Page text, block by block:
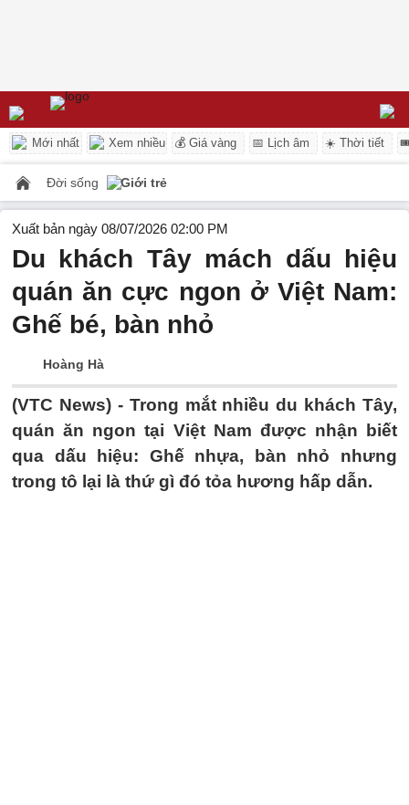
Mới nhất Xem nhiều 💰 Giá vàng 📅 Lịch âm ☀️ Thời tiết
Đời sống Giới trẻ
Xuất bản ngày 08/07/2026 02:00 PM
Du khách Tây mách dấu hiệu
quán ăn cực ngon ở Việt Nam:
Ghế bé, bàn nhỏ
Hoàng Hà
(VTC News) - Trong mắt nhiều du khách Tây,
quán ăn ngon tại Việt Nam được nhận biết
qua dấu hiệu: Ghế nhựa, bàn nhỏ nhưng
trong tô lại là thứ gì đó tỏa hương hấp dẫn.